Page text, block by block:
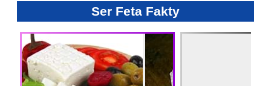
Ser Feta Fakty